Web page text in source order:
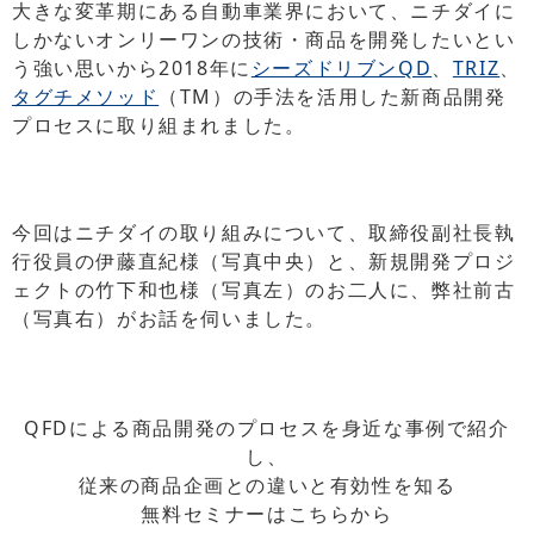
大きな変革期にある自動車業界において、ニチダイに
しかないオンリーワンの技術・商品を開発したいとい
う強い思いから2018年に シーズドリブンQD、 TRIZ、
タグチメソッド （TM）の手法を活用した新商品開発
プロセスに取り組まれました。
今回はニチダイの取り組みについて、取締役副社⻑執
⾏役員の伊藤直紀様（写真中央）と、新規開発プロジ
ェクトの竹下和也様（写真左）のお二人に、弊社前古
（写真右）がお話を伺いました。
QFDによる商品開発のプロセスを身近な事例で紹介
し、
従来の商品企画との違いと有効性を知る
無料セミナーはこちらから